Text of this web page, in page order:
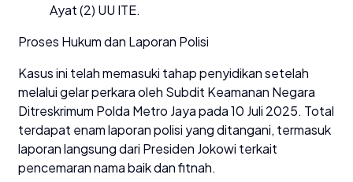
Ayat (2) UU ITE.
Proses Hukum dan Laporan Polisi
Kasus ini telah memasuki tahap penyidikan setelah
melalui gelar perkara oleh Subdit Keamanan Negara
Ditreskrimum Polda Metro Jaya pada 10 Juli 2025. Total
terdapat enam laporan polisi yang ditangani, termasuk
laporan langsung dari Presiden Jokowi terkait
pencemaran nama baik dan fitnah.